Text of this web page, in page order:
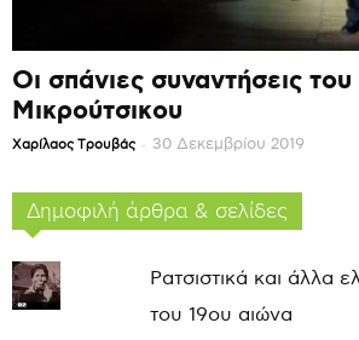
Οι σπάνιες συναντήσεις
Μικρούτσικου
Χαρίλαος Τρουβάς - 30 Δεκεμβρίου 2019
Δημοφιλή άρθρα & σελίδες
Ρατσιστικά και άλλα
του 19ου αιώνα